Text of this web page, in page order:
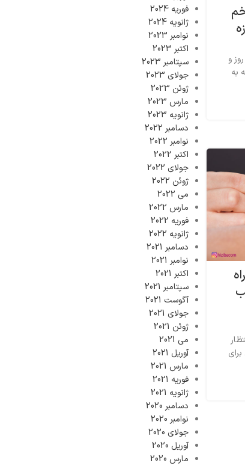
و
به
فوریه 2024
ژانویه 2024
نوامبر 2023
اکتبر 2023
سپتامبر 2023
جولای 2023
ژوئن 2023
مارس 2023
ژانویه 2023
دسامبر 2022
نوامبر 2022
اکتبر 2022
جولای 2022
ژوئن 2022
می 2022
مارس 2022
فوریه 2022
ژانویه 2022
دسامبر 2021
نوامبر 2021
اکتبر 2021
سپتامبر 2021
آگوست 2021
جولای 2021
ژوئن 2021
می 2021
آوریل 2021
مارس 2021
فوریه 2021
ژانویه 2021
دسامبر 2020
نوامبر 2020
جولای 2020
آوریل 2020
مارس 2020